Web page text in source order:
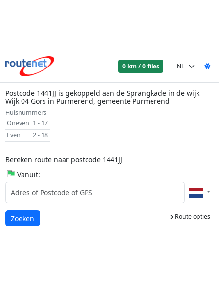
0 km / 0 files
Postcode 1441JJ is gekoppeld aan de Sprangkade in de wijk
Wijk 04 Gors in Purmerend, gemeente Purmerend
Huisnummers
Oneven 1 - 17
Even
2 - 18
Bereken route naar postcode 1441JJ
Vanuit:
Route opties
Laden...
Zoeken